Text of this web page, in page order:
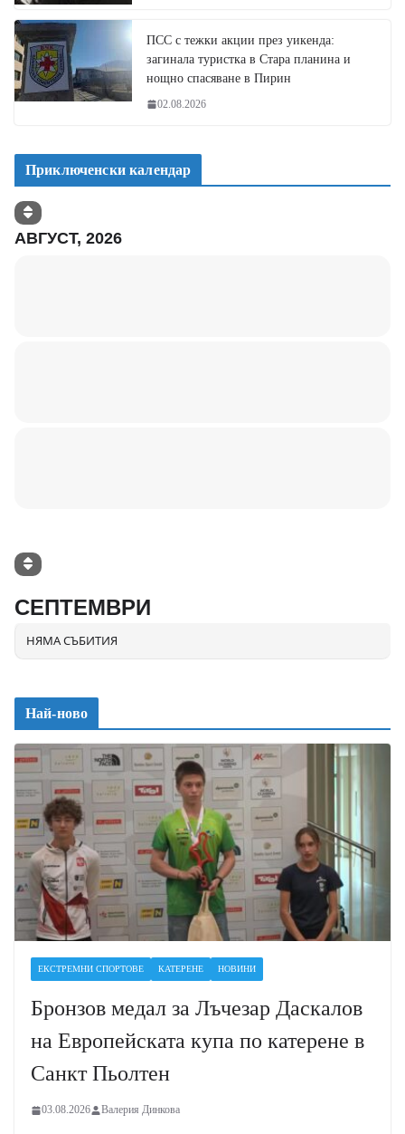
ПСС с тежки акции през уикенда:
загинала туристка в Стара планина и
нощно спасяване в Пирин
02.08.2026
Приключенски календар
АВГУСТ, 2026
СЕПТЕМВРИ
НЯМА СЪБИТИЯ
Най-ново
ЕКСТРЕМНИ СПОРТОВЕ КАТЕРЕНЕ НОВИНИ
Бронзов медал за Лъчезар Даскалов
на Европейската купа по катерене в
Санкт Пьолтен
03.08.2026 Валерия Динкова